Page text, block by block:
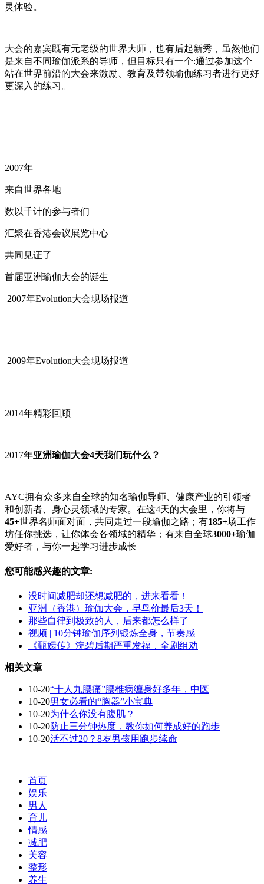
灵体验。
大会的嘉宾既有元老级的世界大师，也有后起新秀，虽然他们
是来自不同瑜伽派系的导师，但目标只有一个:通过参加这个
站在世界前沿的大会来激励、教育及带领瑜伽练习者进行更好
更深入的练习 。
2007年
来自世界各地
数以千计的参与者们
汇聚在香港会议展览中心
共同见证了
首届亚洲瑜伽大会的诞生
2007年Evolution大会现场报道
2009年Evolution大会现场报道
2014年精彩回顾
2017年亚洲瑜伽大会4天我们玩什么？
AYC拥有众多来自全球的知名瑜伽导师、健康产业的引领者
和创新者、身心灵领域的专家。在这4天的大会里，你将与
45+世界名师面对面，共同走过一段瑜伽之路；有185+场工作
坊任你挑选，让你体会各领域的精华；有来自全球3000+瑜伽
爱好者，与你一起学习进步成长
您可能感兴趣的文章:
没时间减肥却还想减肥的，进来看看！
亚洲（香港）瑜伽大会，早鸟价最后3天！
那些自律到极致的人，后来都怎么样了
视频 | 10分钟瑜伽序列锻炼全身，节奏感
《甄嬛传》浣碧后期严重发福，全剧组劝
相关文章
10-20“十人九腰痛”腰椎病缠身好多年，中医
10-20男女必看的“胸器”小宝典
10-20为什么你没有腹肌？
10-20防止三分钟热度，教你如何养成好的跑步
10-20活不过20？8岁男孩用跑步续命
首页
娱乐
男人
育儿
情感
减肥
美容
整形
养生